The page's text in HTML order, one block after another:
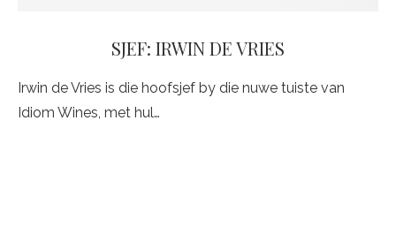
SJEF: IRWIN DE VRIES
Irwin de Vries is die hoofsjef by die nuwe tuiste van
Idiom Wines, met hul…